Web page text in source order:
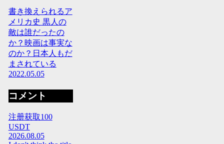
書き換えられるア
メリカ史 黒人の
敵は誰だったの
か？映画は事実な
のか？日本人もだ
まされている
2022.05.05
コメント
注册获取100
USDT
2026.08.05